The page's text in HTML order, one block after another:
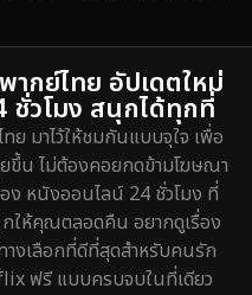
กย์ไทย อัปเดตใหม่
วโมง สนุกได้ทุกที่
มาไว้ให้ชมกันแบบจุใจ เพื่อ
ขึ้น ไม่ต้องคอยกดข้ามโฆษณา
อง หนังออนไลน์ 24 ชั่วโมง ที่
ให้คุณตลอดคืน อยากดูเรื่อง
งเลือกที่ดีที่สุดสำหรับคนรัก
ฟรี แบบครบจบในที่เดียว